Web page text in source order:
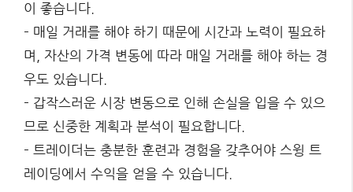
이 좋습니다.
– 매일 거래를 해야 하기 때문에 시간과 노력이 필요하
며, 자산의 가격 변동에 따라 매일 거래를 해야 하는 경
우도 있습니다.
– 갑작스러운 시장 변동으로 인해 손실을 입을 수 있으
므로 신중한 계획과 분석이 필요합니다.
– 트레이더는 충분한 훈련과 경험을 갖추어야 스윙 트
레이딩에서 수익을 얻을 수 있습니다.